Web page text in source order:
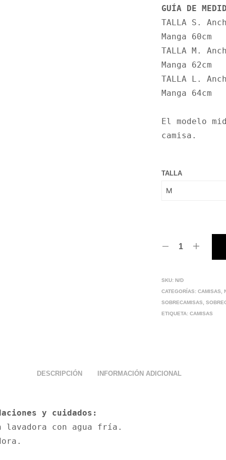
GUÍA DE
TALLA S.
Manga 60cm
TALLA M.
Manga 62cm
TALLA L.
Manga 64cm
El modelo
camisa.
TALLA
SKU:N/D
CATEGORÍAS:CAMISAS ,
SOBRECAMISAS
,
ETIQUETA:CAMISAS
DESCRIPCIÓN INFORMACIÓN ADICIONAL
lavadora con agua fría.